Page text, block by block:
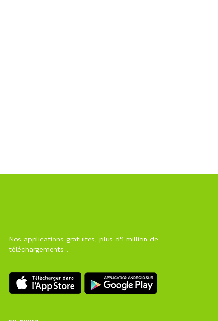
Nos applications gratuites, plus d'1 million de
téléchargements !